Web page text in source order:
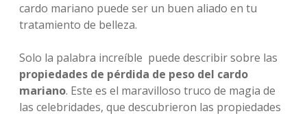
cardo mariano puede ser un buen aliado en tu
tratamiento de belleza.
Solo la palabra increíble puede describir sobre las
propiedades de pérdida de peso del cardo
mariano. Este es el maravilloso truco de magia de
las celebridades, que descubrieron las propiedades